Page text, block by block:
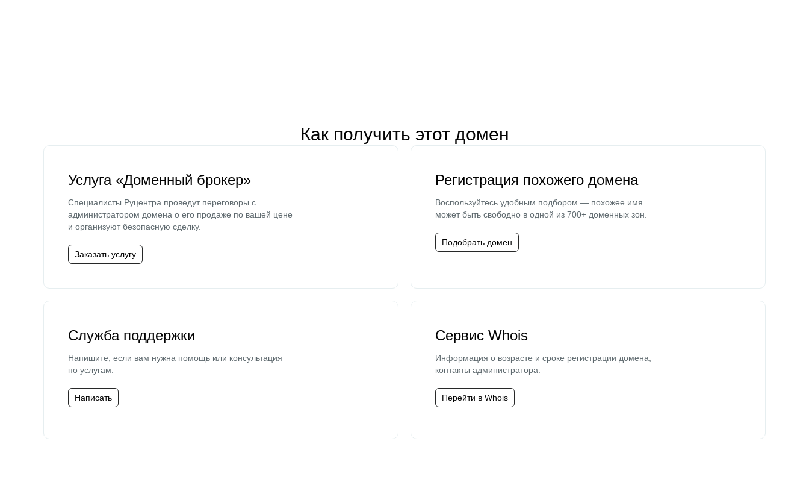
Как получить этот домен
Услуга «Доменный брокер»
Специалисты Руцентра проведут переговоры с
администратором домена о его продаже по вашей цене
и организуют безопасную сделку.
Заказать услугу
Регистрация похожего домена
Воспользуйтесь удобным подбором — похожее имя
может быть свободно в одной из 700+ доменных зон.
Подобрать домен
Служба поддержки
Напишите, если вам нужна помощь или консультация
по услугам.
Написать
Сервис Whois
Информация о возрасте и сроке регистрации домена,
контакты администратора.
Перейти в Whois